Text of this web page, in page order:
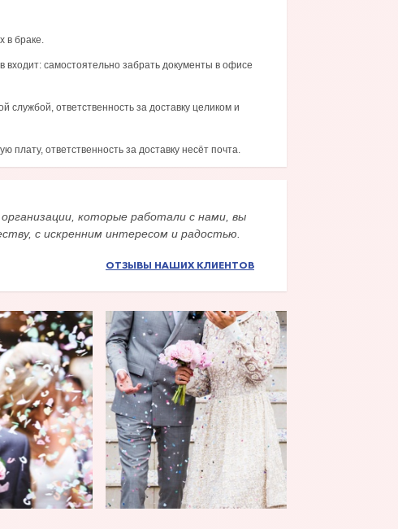
в браке.
самостоятельно забрать документы в офисе
службой, ответственность за доставку целиком и
плату, ответственность за доставку несёт почта.
которые работали с нами, вы
с искренним интересом и радостью.
ОТЗЫВЫ НАШИХ КЛИЕНТОВ